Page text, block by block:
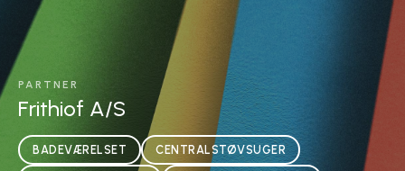
PARTNER
Frithiof A/S
BADEVÆRELSET CENTRALSTØVSUGER